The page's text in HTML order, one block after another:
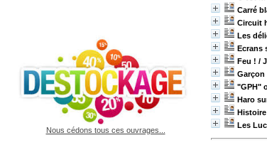
Carré
Circuit
Les
Ecrans
Feu ! /
Garçon
"GPH"
Haro
Les
Nous cédons tous ces ouvrages...